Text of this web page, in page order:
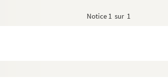
Notice 1 sur 1